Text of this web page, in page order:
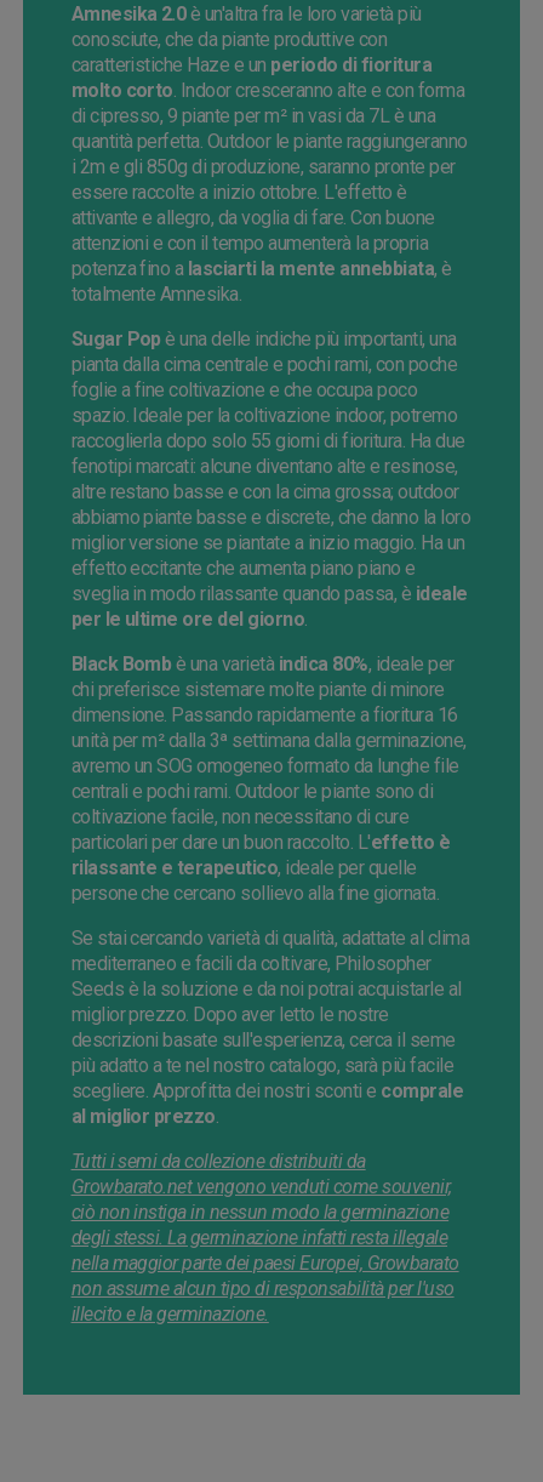
Amnesika 2.0è un'altra fra le loro varietà più
conosciute, che da piante produttive con
caratteristiche Haze e un periodo di fioritura
molto corto . Indoor cresceranno alte e con forma
di cipresso, 9 piante per m² in vasi da 7L è una
quantità perfetta. Outdoor le piante raggiungeranno
i 2m e gli 850g di produzione, saranno pronte per
essere raccolte a inizio ottobre. L'effetto è
attivante e allegro, da voglia di fare. Con buone
attenzioni e con il tempo aumenterà la propria
potenza fino a lasciarti la mente annebbiata, è
totalmente Amnesika.
Sugar Popè una delle indiche più importanti, una
pianta dalla cima centrale e pochi rami, con poche
foglie a fine coltivazione e che occupa poco
spazio. Ideale per la coltivazione indoor, potremo
raccoglierla dopo solo 55 giorni di fioritura. Ha due
fenotipi marcati: alcune diventano alte e resinose,
altre restano basse e con la cima grossa; outdoor
abbiamo piante basse e discrete, che danno la loro
miglior versione se piantate a inizio maggio. Ha un
effetto eccitante che aumenta piano piano e
sveglia in modo rilassante quando passa, è ideale
per le ultime ore del giorno
Black Bombè una varietà indica 80%, ideale per
chi preferisce sistemare molte piante di minore
dimensione. Passando rapidamente a fioritura 16
unità per m² dalla 3ª settimana dalla germinazione,
avremo un SOG omogeneo formato da lunghe file
centrali e pochi rami. Outdoor le piante sono di
coltivazione facile, non necessitano di cure
particolari per dare un buon raccolto. L'effetto è
rilassante e terapeutico, ideale per quelle
persone che cercano sollievo alla fine giornata.
Se stai cercando varietà di qualità, adattate al clima
mediterraneo e facili da coltivare, Philosopher
Seeds è la soluzione e da noi potrai acquistarle al
miglior prezzo. Dopo aver letto le nostre
descrizioni basate sull'esperienza, cerca il seme
più adatto a te nel nostro catalogo, sarà più facile
scegliere. Approfitta dei nostri sconti e comprale
al miglior prezzo
Tutti i semi da collezione distribuiti da
Growbarato.net vengono venduti come souvenir,
ciò non instiga in nessun modo la germinazione
degli stessi. La germinazione infatti resta illegale
nella maggior parte dei paesi Europei, Growbarato
non assume alcun tipo di responsabilità per l'uso
illecito e la germinazione.